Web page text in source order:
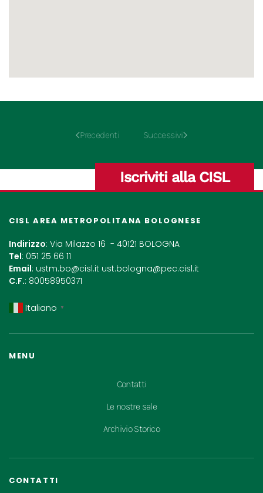
Precedenti Successivi
Iscriviti alla CISL
CISL AREA METROPOLITANA BOLOGNESE
Indirizzo: Via Milazzo 16 - 40121 BOLOGNA
Tel: 051 25 66 11
Email: ustm.bo@cisl.it ust.bologna@pec.cisl.it
C.F.: 80058950371
Italiano ▼
MENU
Contatti
Le nostre sale
Archivio Storico
CONTATTI